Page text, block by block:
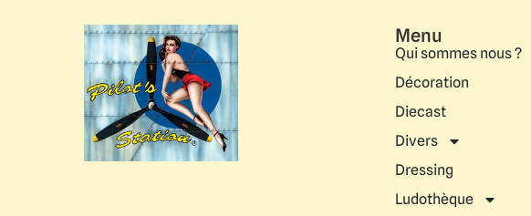
Menu
Qui sommes nous ?
Décoration
Diecast
Divers
Dressing
Ludothèque